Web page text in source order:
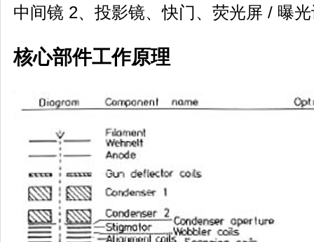
中间镜 2、投影镜、快门、荧光屏 / 曝
核心部件工作原理